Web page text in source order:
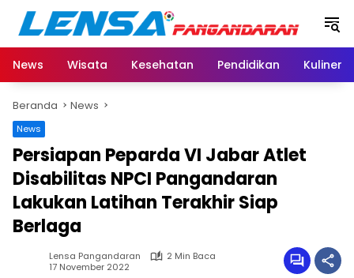
Langsung
konten
News
Wisata Kesehatan Pendidikan Kuliner
Beranda News
News
Persiapan Peparda VI Jabar Atlet
Disabilitas NPCI Pangandaran
Lakukan Latihan Terakhir Siap
Berlaga
Lensa Pangandaran
2 Min Baca
17 November 2022